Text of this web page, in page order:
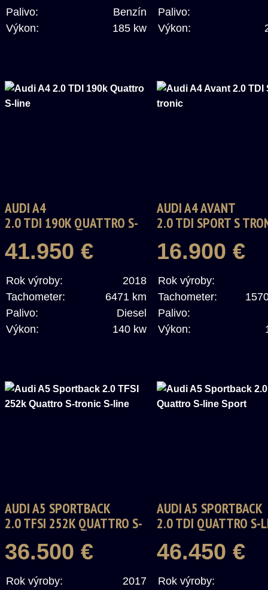
Palivo:
Benzín
Výkon:
185 kw
Palivo:
Výkon:
AUDI A4
2.0 TDI 190K QUATTRO S-
41.950 €
Rok výroby:
2018
Tachometer:
6471 km
Palivo:
Diesel
Výkon:
140 kw
AUDI A4 AVANT
2.0 TDI SPORT S
16.900 €
Rok výroby:
Tachometer:
Palivo:
Výkon:
AUDI A5 SPORTBACK
2.0 TFSI 252K QUATTRO S-
36.500 €
Rok výroby:
2017
AUDI A5 SPORTBACK
2.0 TDI QUATTRO S-
46.450 €
Rok výroby: